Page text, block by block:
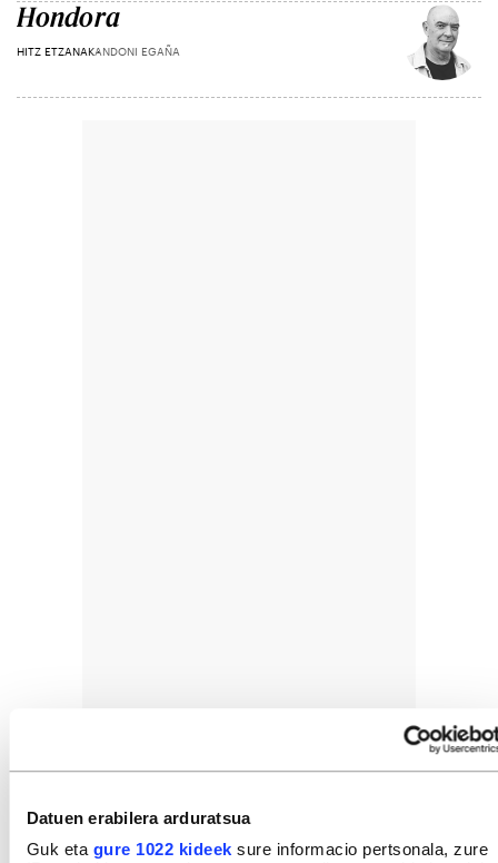
Datuen erabilera arduratsua
Guk eta gure 1022 kideek sure informacio pertsonala, zure
Hondora
HITZ ETZANAKANDONI EGAÑA